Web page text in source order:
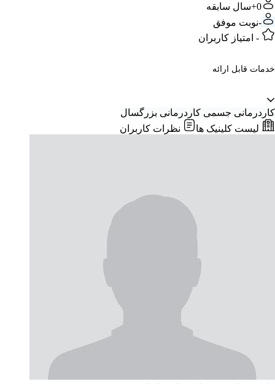
0+ سال سابقه
-نوبت موفق
- امتیاز کاربران
خدمات قابل ارائه
کاردرمانی جسمی کاردرمانی بزرگسال
لیست کلینیک ها
نظرات کاربران